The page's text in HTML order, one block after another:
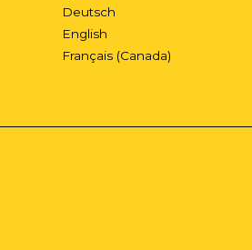
Deutsch
English
Français (Canada)